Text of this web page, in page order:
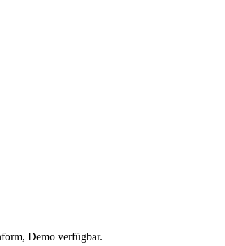
Demo verfügbar.